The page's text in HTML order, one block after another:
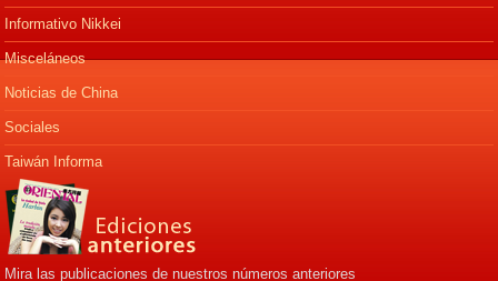
Informativo Nikkei
Misceláneos
Noticias de China
Sociales
Taiwán Informa
Mira las publicaciones de nuestros números anteriores